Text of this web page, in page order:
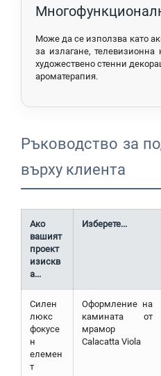
Може да се използва като
за излагане,
художествено стенни
ароматерапия.
Ръководство за
върху клиента
Ако
вашият
проект
изискв
а...
Изберете...
Силен
люкс
фокусе
н
елемен
т
Оформление на
камината от
мрамор
Calacatta Viola